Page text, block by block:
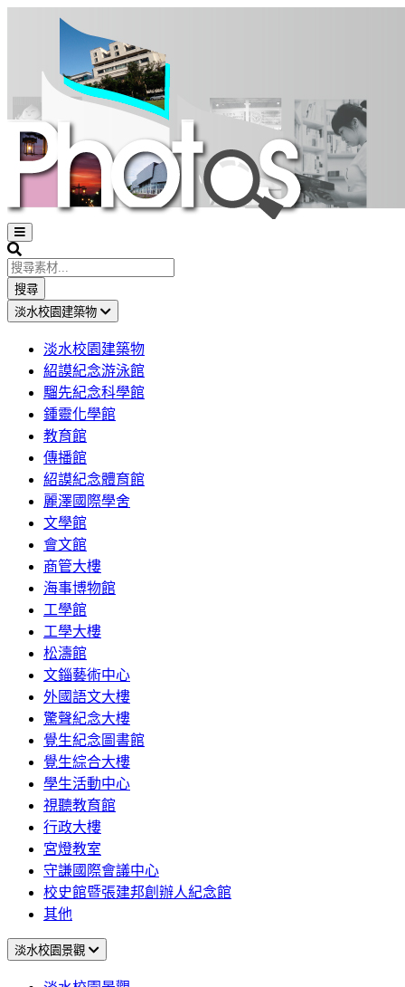
Open
sidebar
Search
搜尋
淡水校園建築物
淡水校園建築物
紹謨紀念游泳館
騮先紀念科學館
鍾靈化學館
教育館
傳播館
紹謨紀念體育館
麗澤國際學舍
文學館
會文館
商管大樓
海事博物館
工學館
工學大樓
松濤館
文錙藝術中心
外國語文大樓
驚聲紀念大樓
覺生紀念圖書館
覺生綜合大樓
學生活動中心
視聽教育館
行政大樓
宮燈教室
守謙國際會議中心
校史館暨張建邦創辦人紀念館
其他
淡水校園景觀